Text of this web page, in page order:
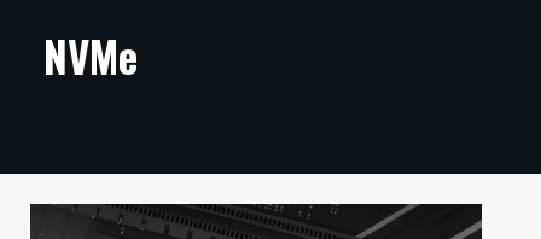
ARTIKKELIT
TECHBBS
TIETOA
NVMe